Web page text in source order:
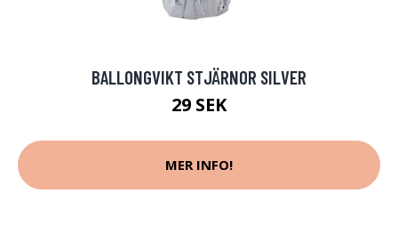
BALLONGVIKT STJÄRNOR SILVER
29 SEK
MER INFO!